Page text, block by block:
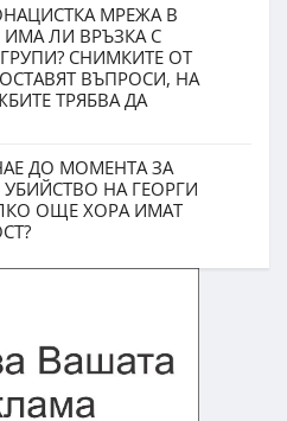
МРЕЖА В
ИМА ЛИ ВРЪЗКА С
СНИМКИТЕ ОТ
ВЪПРОСИ, НА
ТРЯБВА ДА
ДО МОМЕНТА ЗА
НА ГЕОРГИ
ОЩЕ ХОРА ИМАТ